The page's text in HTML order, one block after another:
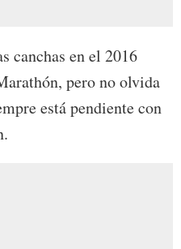
canchas en el 2016
pero no olvida
está pendiente con